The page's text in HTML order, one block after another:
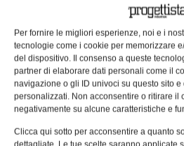
Per fornire le migliori esperienze, noi e i
tecnologie come i cookie per memorizzare
del dispositivo. Il consenso a queste
partner di elaborare dati personali come il
navigazione o gli ID univoci su questo sito
personalizzati. Non acconsentire o ritirare il
negativamente su alcune caratteristiche e
Clicca qui sotto per acconsentire a quanto
attivo per la chirurgia
attualmente prodotto dalla
CUREXO INC. NellaFigura
l’attuale versione del
proposta una
sistema, estratta dal brevetto
presentato il 15 settembre del